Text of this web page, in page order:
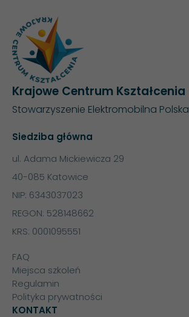
Krajowe Centrum Kształcenia
Stowarzyszenie Elektromobilna Polska
Siedziba główna
ul. Adama Mickiewicza 29
40-085 Katowice
NIP: 6343037023
REGON: 528148662
KRS: 0001095551
FAQ
Miejsca szkoleń
Regulamin
Polityka prywatności
KONTAKT